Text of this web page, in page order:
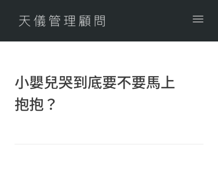
​小嬰兒哭到底要不要馬上
抱抱？